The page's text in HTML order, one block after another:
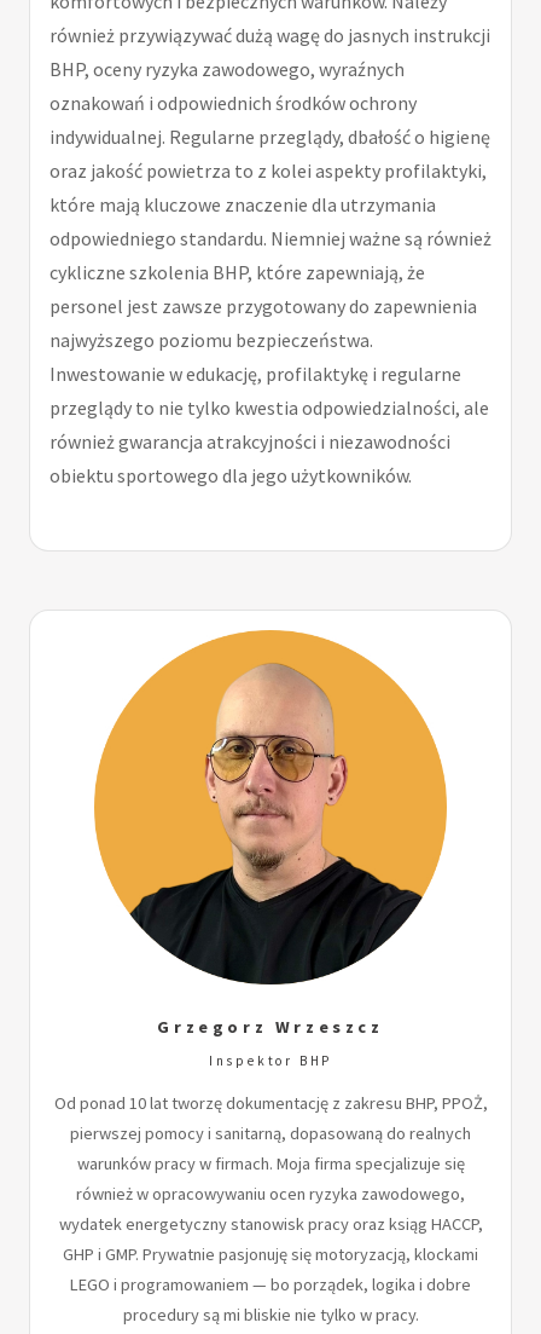
również przywiązywać dużą wagę do jasnych instrukcji
BHP, oceny ryzyka zawodowego, wyraźnych
oznakowań i odpowiednich środków ochrony
indywidualnej. Regularne przeglądy, dbałość o higienę
oraz jakość powietrza to z kolei aspekty profilaktyki,
które mają kluczowe znaczenie dla utrzymania
odpowiedniego standardu. Niemniej ważne są również
cykliczne szkolenia BHP, które zapewniają, że
personel jest zawsze przygotowany do zapewnienia
najwyższego poziomu bezpieczeństwa.
Inwestowanie w edukację, profilaktykę i regularne
przeglądy to nie tylko kwestia odpowiedzialności, ale
również gwarancja atrakcyjności i niezawodności
obiektu sportowego dla jego użytkowników.
Grzegorz Wrzeszcz
Inspektor BHP
Od ponad 10 lat tworzę dokumentację z zakresu BHP, PPOŻ,
pierwszej pomocy i sanitarną, dopasowaną do realnych
warunków pracy w firmach. Moja firma specjalizuje się
również w opracowywaniu ocen ryzyka zawodowego,
wydatek energetyczny stanowisk pracy oraz ksiąg HACCP,
GHP i GMP. Prywatnie pasjonuję się motoryzacją, klockami
LEGO i programowaniem — bo porządek, logika i dobre
procedury są mi bliskie nie tylko w pracy.